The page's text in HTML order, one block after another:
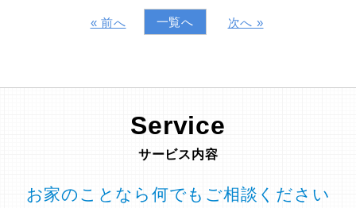
« 前へ 一覧へ 次へ »
Service
サービス内容
お家のことなら何でもご相談ください